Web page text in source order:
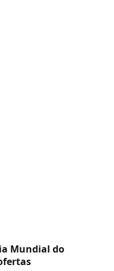
Mundial do